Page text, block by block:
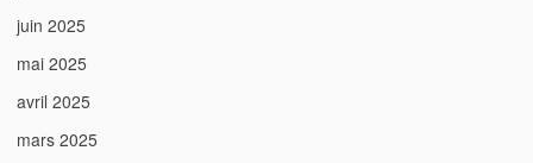
juin 2025
mai 2025
avril 2025
mars 2025